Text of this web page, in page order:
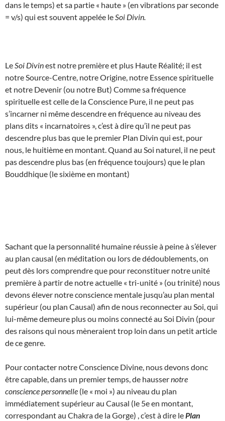
dans le temps) et sa partie « haute » (en vibrations par seconde
= v/s) qui est souvent appelée le Soi Divin.
Le Soi Divinest notre première et plus Haute Réalité; il est
notre Source-Centre, notre Origine, notre Essence spirituelle
et notre Devenir (ou notre But) Comme sa fréquence
spirituelle est celle de la Conscience Pure, il ne peut pas
s’incarner ni même descendre en fréquence au niveau des
plans dits « incarnatoires », c’est à dire qu’il ne peut pas
descendre plus bas que le premier Plan Divin qui est, pour
nous, le huitième en montant. Quand au Soi naturel, il ne peut
pas descendre plus bas (en fréquence toujours) que le plan
Bouddhique (le sixième en montant)
Sachant que la personnalité humaine réussie à peine à s’élever
au plan causal (en méditation ou lors de dédoublements, on
peut dès lors comprendre que pour reconstituer notre unité
première à partir de notre actuelle « tri-unité » (ou trinité) nous
devons élever notre conscience mentale jusqu’au plan mental
supérieur (ou plan Causal) afin de nous reconnecter au Soi, qui
lui-même demeure plus ou moins connecté au Soi Divin (pour
des raisons qui nous mèneraient trop loin dans un petit article
de ce genre.
Pour contacter notre Conscience Divine, nous devons donc
être capable, dans un premier temps, de haussernotre
conscience personnelle (le « moi ») au niveau du plan
immédiatement supérieur au Causal (le 5e en montant,
correspondant au Chakra de la Gorge) , c’est à dire le Plan